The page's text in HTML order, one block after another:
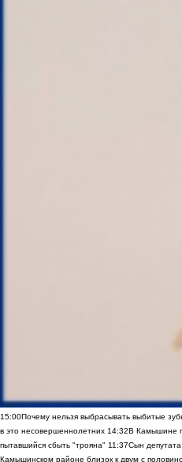
15:00Почему нельзя выбрасывать выбитые
в это несовершеннолетних 14:32В Камышине
пытавшийся сбыть "трояна" 11:37Сын
Камышинском районе близок к двум с